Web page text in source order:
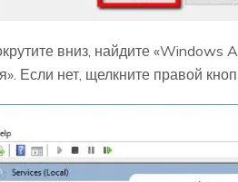
вниз, найдите «Windows
Если нет, щелкните правой